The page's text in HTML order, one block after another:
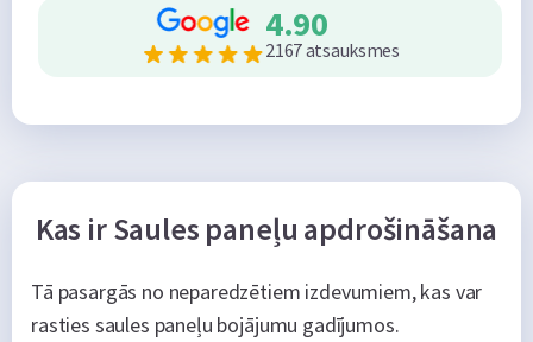
4.90
2167 atsauksmes
Kas ir Saules paneļu apdrošināšana
Tā pasargās no neparedzētiem izdevumiem, kas var
rasties saules paneļu bojājumu gadījumos.